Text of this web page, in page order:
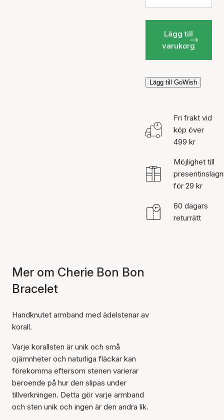
Lägg till
varukorg
Lägg till GoWish
Fri frakt vid
köp över
499 kr
Möjlighet till
för 29 kr
60 dagars
returrätt
Mer om Cherie Bon Bon
Bracelet
Handknutet armband med ädelstenar av
korall.
Varje korallsten är unik och små
ojämnheter och naturliga fläckar kan
förekomma eftersom stenen varierar
beroende på hur den slipas under
tillverkningen. Detta gör varje armband
och sten unik och ingen är den andra lik.